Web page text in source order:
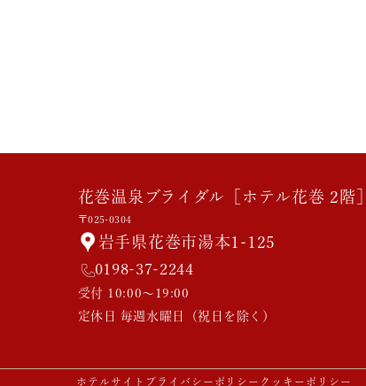
花巻温泉ブライダル［ホテル花巻 2階］
〒025-0304
岩手県花巻市湯本1-125
0198-37-2244
受付 10:00～19:00
定休日 毎週水曜日（祝日を除く）
ホテルサイト プライバシーポリシー クッキーポリシー